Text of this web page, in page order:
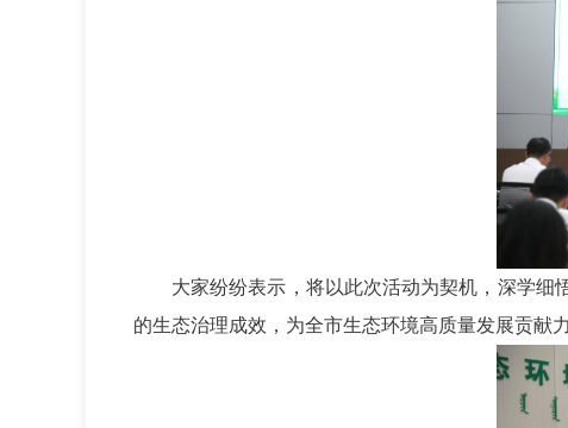
大家纷纷表示，将以此次活动为契机，深学细
的生态治理成效，为全市生态环境高质量发展贡献力